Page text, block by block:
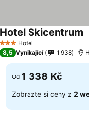
3 Počet hvězdiček
Hotel
Hotel Skicentrum
8,5 Vynikající 1 938
Od 1 338 Kč
Zobrazte si ceny z 2